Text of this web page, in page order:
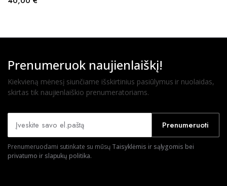
Prenumeruok naujienlaiškį!
Kiekvieną mėnesį siunčiame išskirtinius pasiūlymus ir nuolaidas,
skirtas tik naujienlaiškio prenumeratoriams.
Prenumeruoti
Prenumeruodami sutinkate su mūsų Taisyklėmis ir sąlygomis bei
privatumo ir slapukų politika.